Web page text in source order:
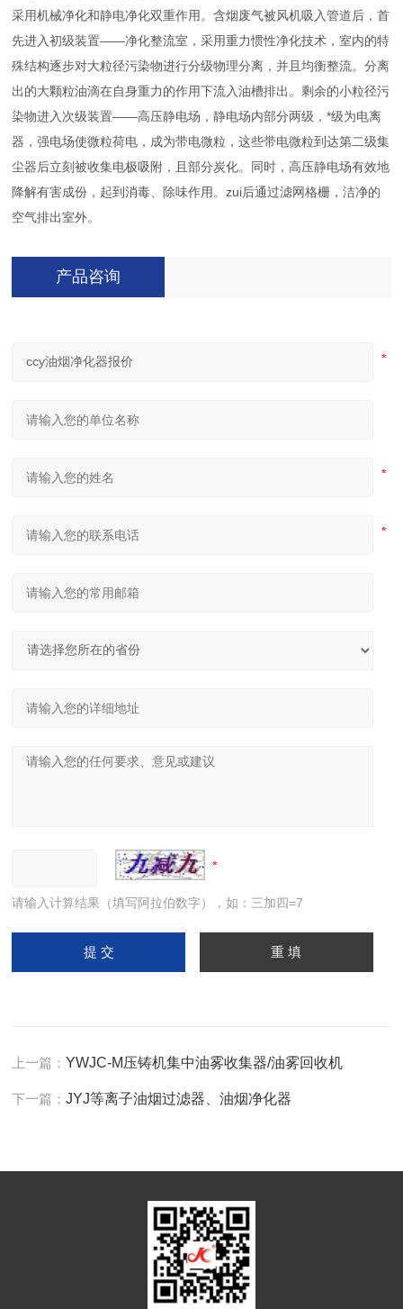
采用机械净化和静电净化双重作用。含烟废气被风机吸入管道后，首
先进入初级装置——净化整流室，采用重力惯性净化技术，室内的特
殊结构逐步对大粒径污染物进行分级物理分离，并且均衡整流。分离
出的大颗粒油滴在自身重力的作用下流入油槽排出。剩余的小粒径污
染物进入次级装置——高压静电场，静电场内部分两级，*级为电离
器，强电场使微粒荷电，成为带电微粒，这些带电微粒到达第二级集
尘器后立刻被收集电极吸附，且部分炭化。同时，高压静电场有效地
降解有害成份，起到消毒、除味作用。zui后通过滤网格栅，洁净的
空气排出室外。
产品咨询
请输入计算结果（填写阿拉伯数字），如：三加四=7
上一篇：YWJC-M压铸机集中油雾收集器/油雾回收机
下一篇：JYJ等离子油烟过滤器、油烟净化器